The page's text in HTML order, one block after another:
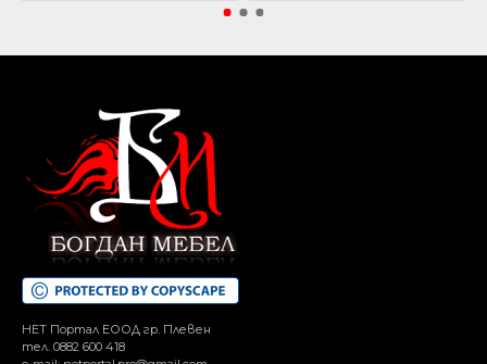
НЕТ Портал ЕООД гр. Плевен
тел. 0882 600 418